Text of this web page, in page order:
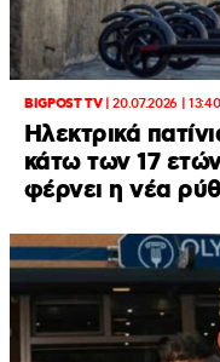
BIGPOST TV|20.07.2026 | 13:40
Ηλεκτρικά
κάτω των 17
φέρνει η νέα